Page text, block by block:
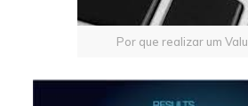
Por que realizar um